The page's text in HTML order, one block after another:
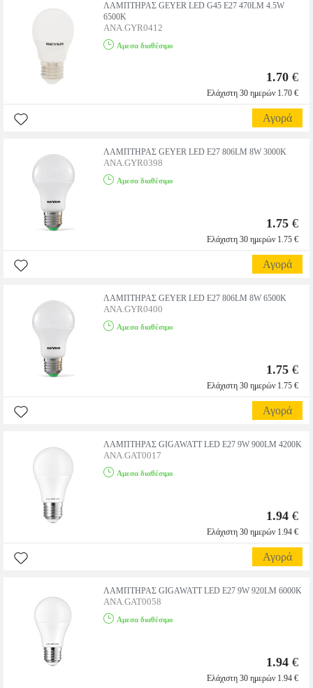
ΛΑΜΠΤΗΡΑΣ GEYER LED G45 E27 470LM 4.5W
6500K
ANA.GYR0412
Αμεσα διαθέσιμο
1.70 €
Ελάχιστη 30 ημερών 1.70 €
Αγορά
ΛΑΜΠΤΗΡΑΣ GEYER LED E27 806LM 8W 3000K
ANA.GYR0398
Αμεσα διαθέσιμο
1.75 €
Ελάχιστη 30 ημερών 1.75 €
Αγορά
ΛΑΜΠΤΗΡΑΣ GEYER LED E27 806LM 8W 6500K
ANA.GYR0400
Αμεσα διαθέσιμο
1.75 €
Ελάχιστη 30 ημερών 1.75 €
Αγορά
ΛΑΜΠΤΗΡΑΣ GIGAWATT LED E27 9W 900LM 4200K
ANA.GAT0017
Αμεσα διαθέσιμο
1.94 €
Ελάχιστη 30 ημερών 1.94 €
Αγορά
ΛΑΜΠΤΗΡΑΣ GIGAWATT LED E27 9W 920LM 6000K
ANA.GAT0058
Αμεσα διαθέσιμο
1.94 €
Ελάχιστη 30 ημερών 1.94 €